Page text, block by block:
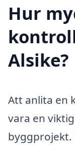
Hur
Alsike?
Att anlita en
vara en
byggprojekt.